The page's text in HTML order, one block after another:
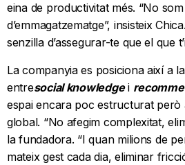
eina de productivitat més. “No
d’emmagatzematge”, insisteix
senzilla d’assegurar-te que el que
La companyia es posiciona així a
entresocial knowledgei
espai encara poc estructurat però
global. “No afegim complexitat,
la fundadora. “I quan milions de
mateix gest cada dia, eliminar